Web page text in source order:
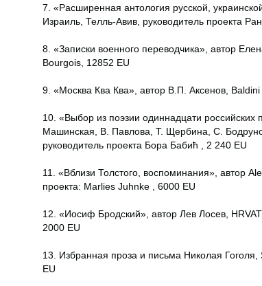
7. «Расширенная антология русской,
Израиль, Телль-Авив, руководитель проекта
8. «Записки военного переводчика», автор
Bourgois, 12852 EU
9. «Москва Ква Ква», автор В.П. Аксенов,
10. «Выбор из поэзии одиннадцати
Машинская, В. Павлова, Т. Щербина, С.
руководитель проекта Бора Бабић , 2 240 EU
11. «Вблизи Толстого, воспоминания», автор
проекта: Marlies Juhnke , 6000 EU
12. «Иосиф Бродский», автор Лев Лосев,
2000 EU
13. Избранная проза и письма Николая
EU